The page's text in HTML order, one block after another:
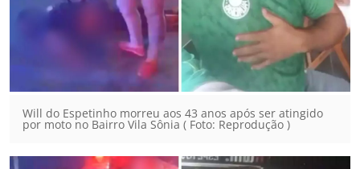
Will do Espetinho morreu aos 43 anos após ser atingido
por moto no Bairro Vila Sônia ( Foto: Reprodução )